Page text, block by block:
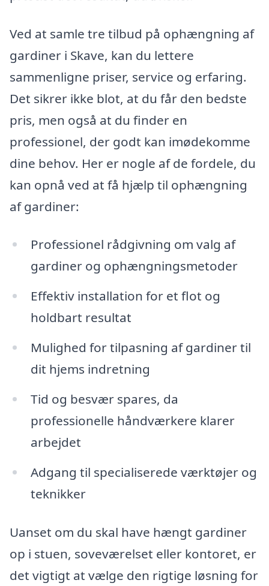
Ved at samle tre tilbud på ophængning af
gardiner i Skave, kan du lettere
sammenligne priser, service og erfaring.
Det sikrer ikke blot, at du får den bedste
pris, men også at du finder en
professionel, der godt kan imødekomme
dine behov. Her er nogle af de fordele, du
kan opnå ved at få hjælp til ophængning
af gardiner:
Professionel rådgivning om valg af
gardiner og ophængningsmetoder
Effektiv installation for et flot og
holdbart resultat
Mulighed for tilpasning af gardiner til
dit hjems indretning
Tid og besvær spares, da
professionelle håndværkere klarer
arbejdet
Adgang til specialiserede værktøjer og
teknikker
Uanset om du skal have hængt gardiner
op i stuen, soveværelset eller kontoret, er
det vigtigt at vælge den rigtige løsning for